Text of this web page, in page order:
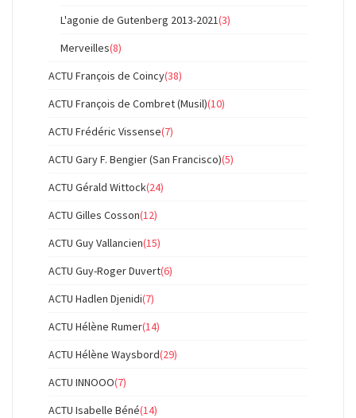
L'agonie de Gutenberg 2013-2021(3)
Merveilles(8)
ACTU François de Coincy(38)
ACTU François de Combret (Musil)(10)
ACTU Frédéric Vissense(7)
ACTU Gary F. Bengier (San Francisco)(5)
ACTU Gérald Wittock(24)
ACTU Gilles Cosson(12)
ACTU Guy Vallancien(15)
ACTU Guy-Roger Duvert(6)
ACTU Hadlen Djenidi(7)
ACTU Hélène Rumer(14)
ACTU Hélène Waysbord(29)
ACTU INNOOO(7)
ACTU Isabelle Béné(14)